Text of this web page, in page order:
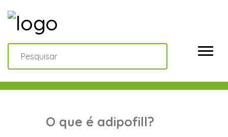
O que é adipofill?